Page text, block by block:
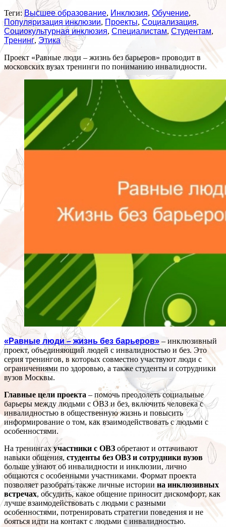
Теги:Высшее образование, Инклюзия, Обучение,
Популяризация инклюзии, Проекты, Социализация,
Социокультурная инклюзия, Специалистам, Студентам,
Тренинг, Этика
Проект «Равные люди – жизнь без барьеров» проводит в
московских вузах тренинги по пониманию инвалидности.
«Равные люди – жизнь без барьеров» – инклюзивный
проект, объединяющий людей с инвалидностью и без. Это
серия тренингов, в которых совместно участвуют люди с
ограничениями по здоровью, а также студенты и сотрудники
вузов Москвы.
Главные цели проекта – помочь преодолеть социальные
барьеры между людьми с ОВЗ и без, включить человека с
инвалидностью в общественную жизнь и повысить
информирование о том, как взаимодействовать с людьми с
особенностями.
На тренингахучастники с ОВЗ обретают и оттачивают
навыки общения, студенты без ОВЗ и сотрудники вузов
больше узнают об инвалидности и инклюзии, лично
общаются с особенными участниками. Формат проекта
позволяет разобрать также личные истории на инклюзивных
встречах, обсудить, какое общение приносит дискомфорт, как
лучше взаимодействовать с людьми с разными
особенностями, потренировать стратегии поведения и не
бояться идти на контакт с людьми с инвалидностью.